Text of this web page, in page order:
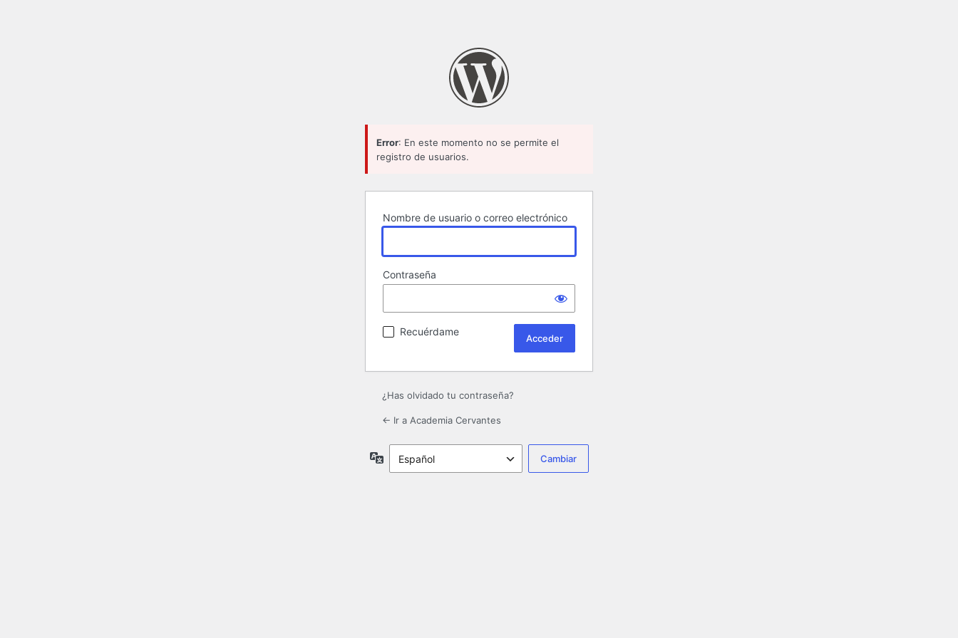
Error: En este momento no se permite el
registro de usuarios.
Nombre de usuario o correo electrónico
Contraseña
Recuérdame
¿Has olvidado tu contraseña?
← Ir a Academia Cervantes
Idioma